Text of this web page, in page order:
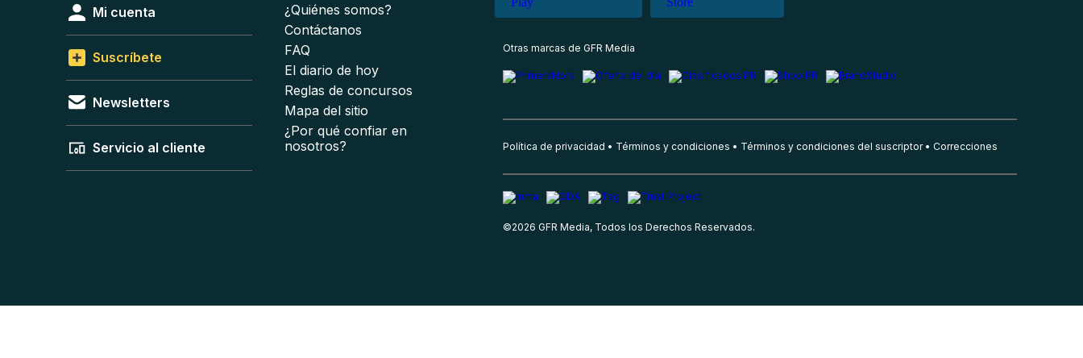
Mi cuenta
Suscríbete
Newsletters
Servicio al cliente
¿Quiénes somos?
Contáctanos
FAQ
El diario de hoy
Reglas de concursos
Mapa del sitio
¿Por qué confiar en
nosotros?
Otras marcas de GFR Media
Política de privacidad Términos y condiciones Términos y condiciones del suscriptor Correcciones
©2026 GFR Media, Todos los Derechos Reservados.